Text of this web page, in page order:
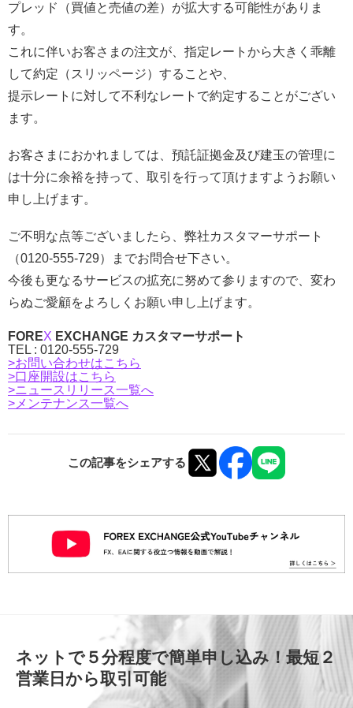
プレッド（買値と売値の差）が拡大する可能性がありま
す。
これに伴いお客さまの注文が、指定レートから大きく乖離
して約定（スリッページ）することや、
提示レートに対して不利なレートで約定することがござい
ます。
お客さまにおかれましては、預託証拠金及び建玉の管理に
は十分に余裕を持って、取引を行って頂けますようお願い
申し上げます。
ご不明な点等ございましたら、弊社カスタマーサポート
（0120-555-729）までお問合せ下さい。
今後も更なるサービスの拡充に努めて参りますので、変わ
らぬご愛顧をよろしくお願い申し上げます。
FOREX EXCHANGE カスタマーサポート
TEL : 0120-555-729
>お問い合わせはこちら
>口座開設はこちら
>ニュースリリース一覧へ
>メンテナンス一覧へ
この記事をシェアする
ネットで５分程度で簡単申し込み！最短２
営業日から取引可能